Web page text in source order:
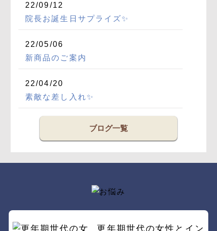
22/09/12
院長お誕生日サプライズ✨
22/05/06
新商品のご案内
22/04/20
素敵な差し入れ✨
ブログ一覧
更年期世代の女性とイン